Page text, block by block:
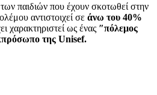
παιδιών που έχουν σκοτωθεί στην
αντιστοιχεί σε άνω του 40%
χαρακτηριστεί ως ένας ″πόλεμος
της Unisef.